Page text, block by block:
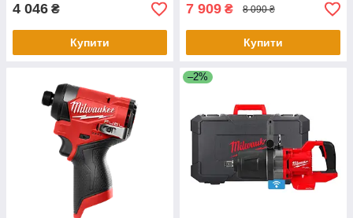
4 046 ₴
Купити
7 909 ₴ 8 090 ₴
Купити
–2%